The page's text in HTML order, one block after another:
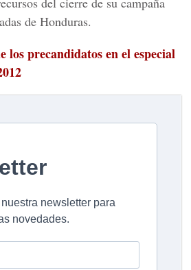
de Honduras.
los precandidatos en el especial